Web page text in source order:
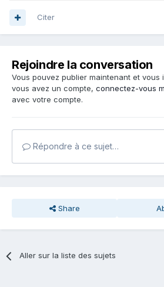
Citer
Rejoindre la conversation
Vous pouvez publier maintenant et vous
vous avez un compte, connectez-vous
avec votre compte.
Répondre à ce sujet…
Share
Aller sur la liste des sujets